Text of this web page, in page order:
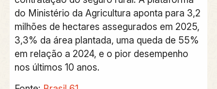
do Ministério da Agricultura aponta para 3,2
milhões de hectares assegurados em 2025,
3,3% da área plantada, uma queda de 55%
em relação a 2024, e o pior desempenho
nos últimos 10 anos.